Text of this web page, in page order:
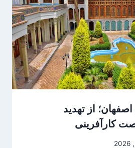
از تهدید
کارآفرینی